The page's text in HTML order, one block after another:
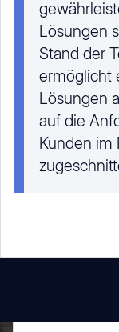
Lösungen
Stand der
ermöglicht
Lösungen
auf die
Kunden im